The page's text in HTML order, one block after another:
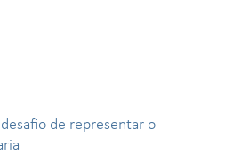
de representar o